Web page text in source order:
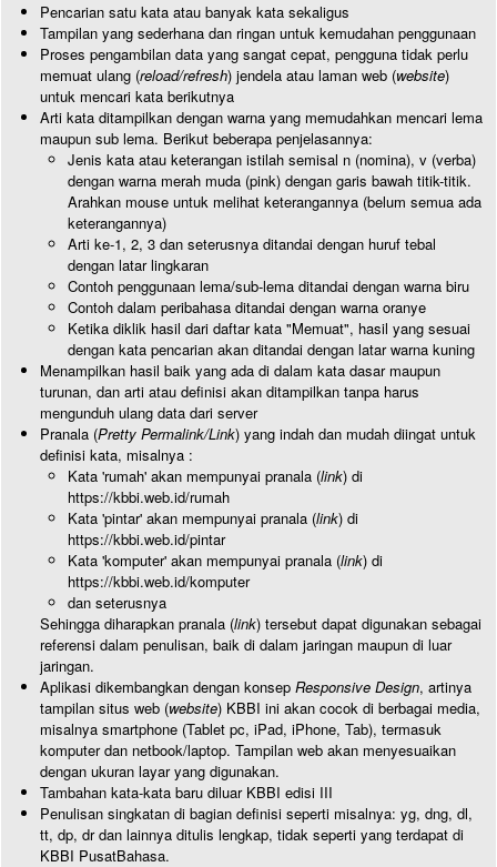
Pencarian satu kata atau banyak kata sekaligus
Tampilan yang sederhana dan ringan untuk kemudahan penggunaan
Proses pengambilan data yang sangat cepat, pengguna tidak perlu
memuat ulang (reload/refresh) jendela atau laman web (website)
untuk mencari kata berikutnya
Arti kata ditampilkan dengan warna yang memudahkan mencari lema
maupun sub lema. Berikut beberapa penjelasannya:
Jenis kata atau keterangan istilah semisal n (nomina), v (verba)
dengan warna merah muda (pink) dengan garis bawah titik-titik.
Arahkan mouse untuk melihat keterangannya (belum semua ada
keterangannya)
Arti ke-1, 2, 3 dan seterusnya ditandai dengan huruf tebal
dengan latar lingkaran
Contoh penggunaan lema/sub-lema ditandai dengan warna biru
Contoh dalam peribahasa ditandai dengan warna oranye
Ketika diklik hasil dari daftar kata "Memuat", hasil yang sesuai
dengan kata pencarian akan ditandai dengan latar warna kuning
Menampilkan hasil baik yang ada di dalam kata dasar maupun
turunan, dan arti atau definisi akan ditampilkan tanpa harus
mengunduh ulang data dari server
Pranala (Pretty Permalink/Link) yang indah dan mudah diingat untuk
definisi kata, misalnya :
Kata 'rumah' akan mempunyai pranala (link) di
https://kbbi.web.id/rumah
Kata 'pintar' akan mempunyai pranala (link) di
https://kbbi.web.id/pintar
Kata 'komputer' akan mempunyai pranala (link) di
https://kbbi.web.id/komputer
dan seterusnya
Sehingga diharapkan pranala (link) tersebut dapat digunakan sebagai
referensi dalam penulisan, baik di dalam jaringan maupun di luar
jaringan.
Aplikasi dikembangkan dengan konsep Responsive Design, artinya
tampilan situs web (website) KBBI ini akan cocok di berbagai media,
misalnya smartphone (Tablet pc, iPad, iPhone, Tab), termasuk
komputer dan netbook/laptop. Tampilan web akan menyesuaikan
dengan ukuran layar yang digunakan.
Tambahan kata-kata baru diluar KBBI edisi III
Penulisan singkatan di bagian definisi seperti misalnya: yg, dng, dl,
tt, dp, dr dan lainnya ditulis lengkap, tidak seperti yang terdapat di
KBBI PusatBahasa.